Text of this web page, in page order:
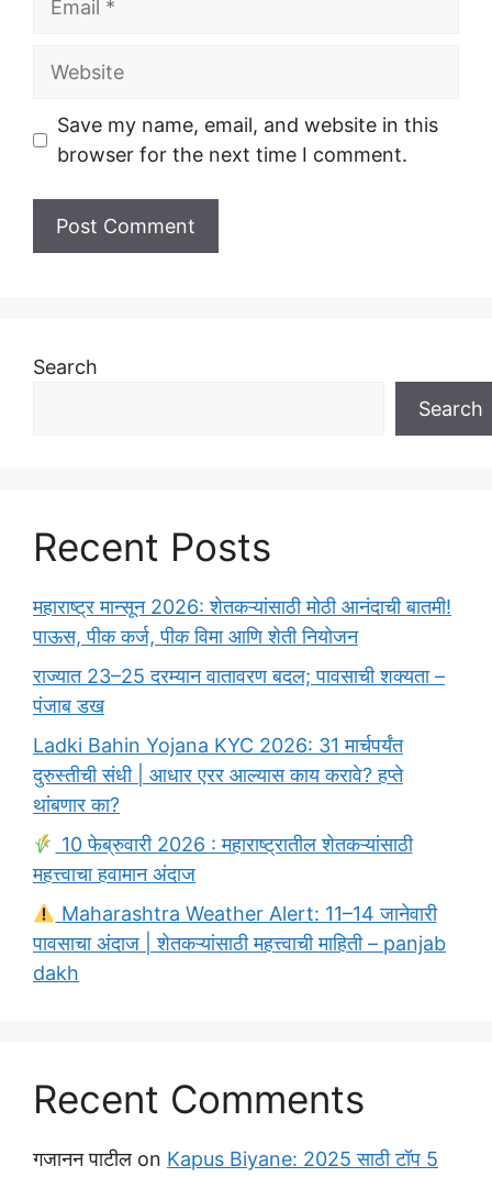
Website
Save my name, email, and website in this
browser for the next time I comment.
Search
Search
Recent Posts
महाराष्ट्र मान्सून 2026: शेतकऱ्यांसाठी मोठी आनंदाची बातमी!
पाऊस, पीक कर्ज, पीक विमा आणि शेती नियोजन
राज्यात 23–25 दरम्यान वातावरण बदल; पावसाची शक्यता –
पंजाब डख
Ladki Bahin Yojana KYC 2026: 31 मार्चपर्यंत
दुरुस्तीची संधी | आधार एरर आल्यास काय करावे? हप्ते
थांबणार का?
10 फेब्रुवारी 2026 : महाराष्ट्रातील शेतकऱ्यांसाठी
महत्त्वाचा हवामान अंदाज
Maharashtra Weather Alert: 11–14 जानेवारी
पावसाचा अंदाज | शेतकऱ्यांसाठी महत्त्वाची माहिती – panjab
dakh
Recent Comments
गजानन पाटील on Kapus Biyane: 2025 साठी टॉप 5